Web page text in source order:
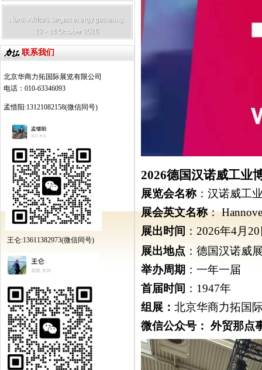
联系我们
北京华商力拓国际展览有限公司
电话：010-63346093
孟惜阳:13121082158(微信同号)
王仑:13611382973(微信同号)
2026德国汉诺威工业
展览会名称：汉诺威工
展会英文名称：
展出时间 ： 2026年4月20
展出地点 ：德国汉诺威
举办周期 ：一年一届
首届时间 ： 1947年
组展： 北京华商力拓国
微信公众号： 外贸那点